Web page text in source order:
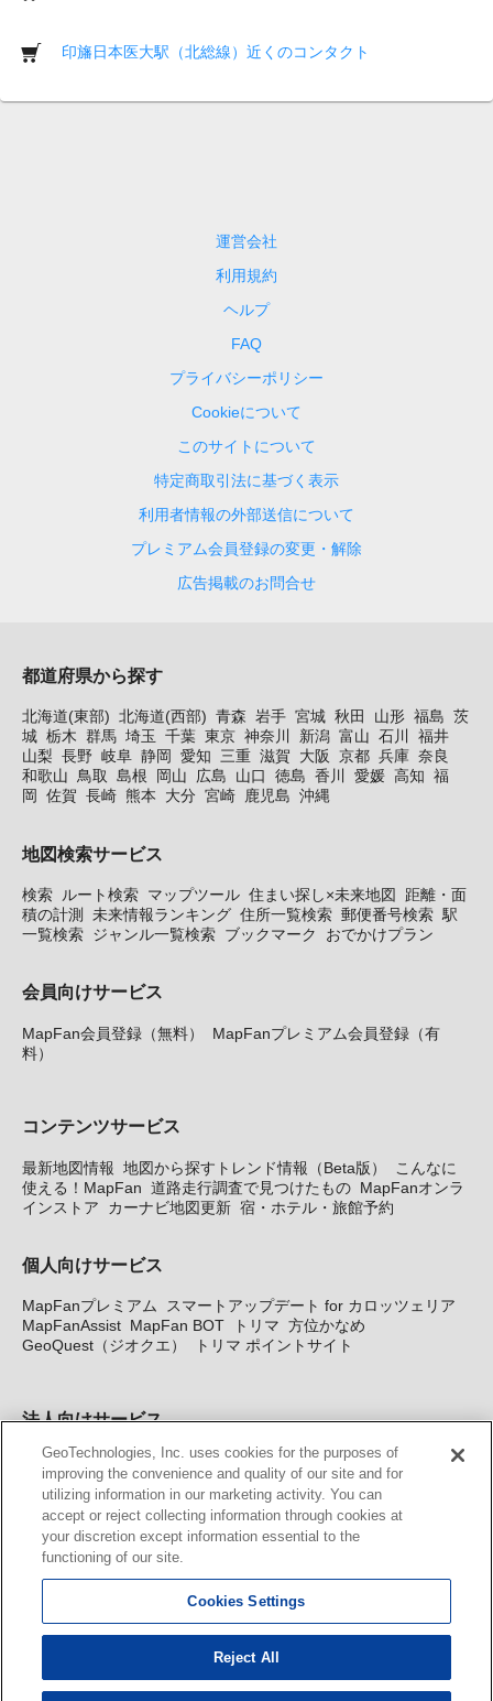
印旛日本医大駅（北総線）近くのコンタクト
運営会社
利用規約
ヘルプ
FAQ
プライバシーポリシー
Cookieについて
このサイトについて
特定商取引法に基づく表示
利用者情報の外部送信について
プレミアム会員登録の変更・解除
広告掲載のお問合せ
都道府県から探す
北海道(東部) 北海道(西部) 青森 岩手 宮城 秋田 山形 福島 茨
城 栃木 群馬 埼玉 千葉 東京 神奈川 新潟 富山 石川
福井
山梨 長野 岐阜 静岡 愛知 三重 滋賀 大阪 京都 兵庫 奈良
和歌山 鳥取 島根 岡山 広島 山口 徳島 香川 愛媛 高知 福
岡
佐賀 長崎 熊本 大分 宮崎 鹿児島 沖縄
地図検索サービス
検索 ルート検索 マップツール 住まい探し×未来地図
距離・面
積の計測
未来情報ランキング 住所一覧検索 郵便番号検索 駅
一覧検索 ジャンル一覧検索 ブックマーク おでかけプラン
会員向けサービス
MapFan会員登録（無料）
MapFanプレミアム会員登録（有
料）
コンテンツサービス
最新地図情報 地図から探すトレンド情報（Beta版）
こんなに
使える！MapFan 道路走行調査で見つけたもの MapFanオンラ
インストア
カーナビ地図更新 宿・ホテル・旅館予約
個人向けサービス
MapFanプレミアム
スマートアップデート for カロッツェリア
MapFanAssist MapFan BOT トリマ 方位かなめ
GeoQuest（ジオクエ）
トリマ ポイントサイト
法人向けサービス
法人向け地図・位置情報サービス WEBサイト・システム向け地
図API Windows PC向け地図開発キット MapFan DB 住所確認
サービス
MAP WORLD+ トリマ広告 Geo-Research
カーナビ地図更新サービス
MapFan スマートメンバーズ
KENWOOD MapFan Club
GeoTechnologies, Inc. uses cookies for the purposes of
improving the convenience and quality of our site and for
utilizing information in our marketing activity. You can
accept or reject collecting information through cookies at
your discretion except information essential to the
functioning of our site.
Cookies Settings
Reject All